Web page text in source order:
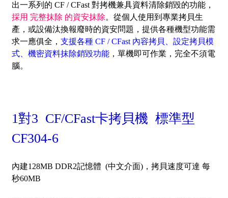
出一系列的 CF / CFast 對拷機兼具資料清除銷毀的功能，
採用 完整抹除 的資安抹除。從個人使用到專業拷貝生
產，或設備汰換報廢時的資安問題，提供各種機型功能需
求一應俱全， 支援各種 CF / CFast 內容拷貝、設定拷貝模
式、機密資料抹除銷毀功能，單機即可作業，完全不須電
腦。
1對3 CF/CFast卡拷貝機 標準型
CF304-6
內建128MB DDR2記憶體 (中文介面)， 拷貝速度可達 每
秒60MB